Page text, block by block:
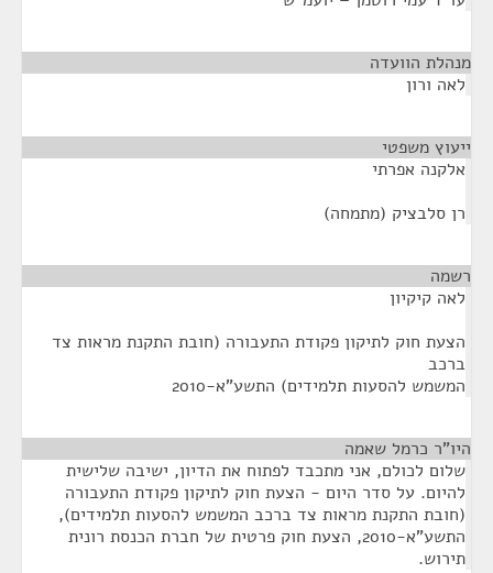
מנהלת הוועדה
לאה ורון
ייעוץ משפטי
אלקנה אפרתי
רן סלבציק (מתמחה)
רשמה
לאה קיקיון
הצעת חוק לתיקון פקודת התעבורה (חובת התקנת מראות צד
ברכב
המשמש להסעות תלמידים) התשע"א-2010
היו"ר כרמל שאמה
שלום לכולם, אני מתכבד לפתוח את הדיון, ישיבה שלישית
להיום. על סדר היום - הצעת חוק לתיקון פקודת התעבורה
(חובת התקנת מראות צד ברכב המשמש להסעות תלמידים),
התשע"א-2010, הצעת חוק פרטית של חברת הכנסת רונית
תירוש.